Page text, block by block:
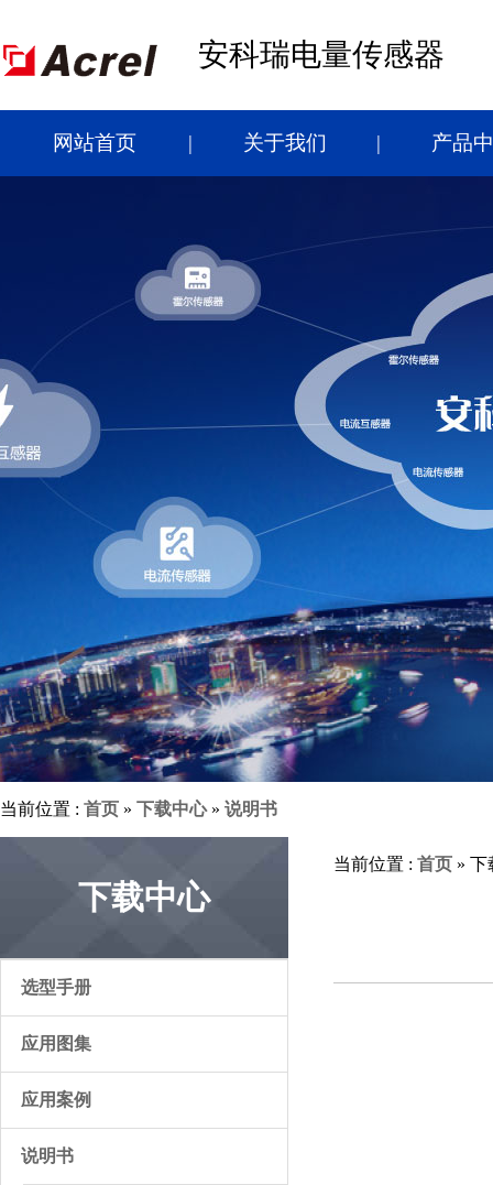
安科瑞电量传感器
网站首页 关于我们 产品
当前位置 : 首页 » 下载中心» 说明书
下载中心
选型手册
应用图集
应用案例
说明书
当前位置 : 首页 » 下